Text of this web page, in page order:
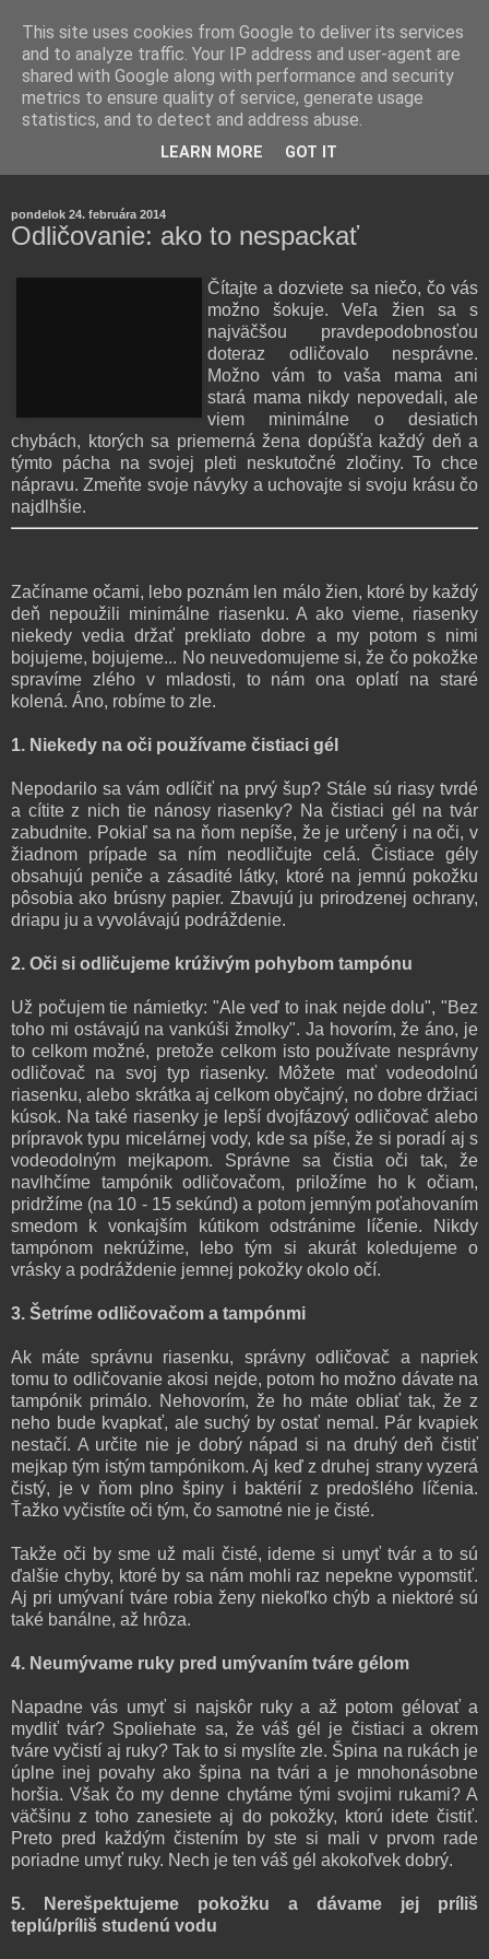
rozoberá témy o zdraví, živote a všetko možné.
pondelok 24. februára 2014
Odličovanie: ako to nespackať
Čítajte a dozviete sa niečo, čo vás
možno šokuje. Veľa žien sa s
najväčšou pravdepodobnosťou
doteraz odličovalo nesprávne.
Možno vám to vaša mama ani
stará mama nikdy nepovedali, ale
viem minimálne o desiatich
chybách, ktorých sa priemerná žena dopúšťa každý deň a
týmto pácha na svojej pleti neskutočné zločiny. To chce
nápravu. Zmeňte svoje návyky a uchovajte si svoju krásu čo
najdlhšie.
Začíname očami, lebo poznám len málo žien, ktoré by každý
deň nepoužili minimálne riasenku. A ako vieme, riasenky
niekedy vedia držať prekliato dobre a my potom s nimi
bojujeme, bojujeme... No neuvedomujeme si, že čo pokožke
spravíme zlého v mladosti, to nám ona oplatí na staré
kolená. Áno, robíme to zle.
1. Niekedy na oči používame čistiaci gél
Nepodarilo sa vám odlíčiť na prvý šup? Stále sú riasy tvrdé
a cítite z nich tie nánosy riasenky? Na čistiaci gél na tvár
zabudnite. Pokiaľ sa na ňom nepíše, že je určený i na oči, v
žiadnom prípade sa ním neodličujte celá. Čistiace gély
obsahujú peniče a zásadité látky, ktoré na jemnú pokožku
pôsobia ako brúsny papier. Zbavujú ju prirodzenej ochrany,
driapu ju a vyvolávajú podráždenie.
2. Oči si odličujeme krúživým pohybom tampónu
Už počujem tie námietky: "Ale veď to inak nejde dolu", "Bez
toho mi ostávajú na vankúši žmolky". Ja hovorím, že áno, je
to celkom možné, pretože celkom isto používate nesprávny
odličovač na svoj typ riasenky. Môžete mať vodeodolnú
riasenku, alebo skrátka aj celkom obyčajný, no dobre držiaci
kúsok. Na také riasenky je lepší dvojfázový odličovač alebo
prípravok typu micelárnej vody, kde sa píše, že si poradí aj s
vodeodolným mejkapom. Správne sa čistia oči tak, že
navlhčíme tampónik odličovačom, priložíme ho k očiam,
pridržíme (na 10 - 15 sekúnd) a potom jemným poťahovaním
smedom k vonkajším kútikom odstránime líčenie. Nikdy
tampónom nekrúžime, lebo tým si akurát koledujeme o
vrásky a podráždenie jemnej pokožky okolo očí.
3. Šetríme odličovačom a tampónmi
Ak máte správnu riasenku, správny odličovač a napriek
tomu to odličovanie akosi nejde, potom ho možno dávate na
tampónik primálo. Nehovorím, že ho máte obliať tak, že z
neho bude kvapkať, ale suchý by ostať nemal. Pár kvapiek
nestačí. A určite nie je dobrý nápad si na druhý deň čistiť
mejkap tým istým tampónikom. Aj keď z druhej strany vyzerá
čistý, je v ňom plno špiny i baktérií z predošlého líčenia.
Ťažko vyčistíte oči tým, čo samotné nie je čisté.
Takže oči by sme už mali čisté, ideme si umyť tvár a to sú
ďalšie chyby, ktoré by sa nám mohli raz nepekne vypomstiť.
Aj pri umývaní tváre robia ženy niekoľko chýb a niektoré sú
také banálne, až hrôza.
4. Neumývame ruky pred umývaním tváre gélom
Napadne vás umyť si najskôr ruky a až potom gélovať a
mydliť tvár? Spoliehate sa, že váš gél je čistiaci a okrem
tváre vyčistí aj ruky? Tak to si myslíte zle. Špina na rukách je
úplne inej povahy ako špina na tvári a je mnohonásobne
horšia. Však čo my denne chytáme tými svojimi rukami? A
väčšinu z toho zanesiete aj do pokožky, ktorú idete čistiť.
Preto pred každým čistením by ste si mali v prvom rade
poriadne umyť ruky. Nech je ten váš gél akokoľvek dobrý.
5. Nerešpektujeme pokožku a dávame jej príliš
teplú/príliš studenú vodu
This site uses cookies from Google to deliver its services
and to analyze traffic. Your IP address and user-agent are
shared with Google along with performance and security
metrics to ensure quality of service, generate usage
statistics, and to detect and address abuse.
LEARN MORE GOT IT